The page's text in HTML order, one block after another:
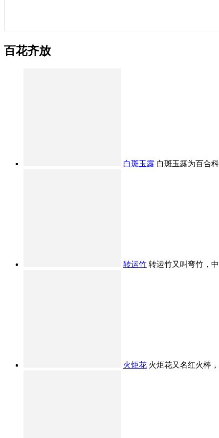
百花齐放
白斑玉露 白斑玉露为百合
转运竹 转运竹又叫弯竹，
火炬花 火炬花又名红火棒